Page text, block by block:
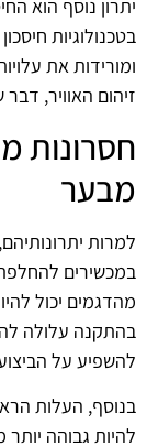
יתרון נוסף הוא
בטכנולוגיות
ומורידות את
זיהום האוויר,
חסרונות
מבער
למרות
במכשירים
מהדגמים יכול
בהתקנה עלולה
להשפיע על
בנוסף, העלות
להיות גבוהה